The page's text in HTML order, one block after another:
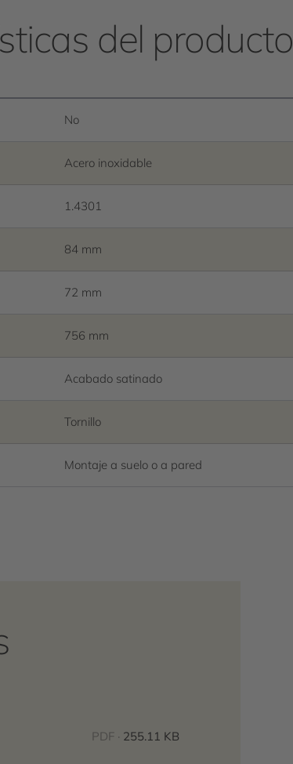
del producto
No
Acero inoxidable
1.4301
84 mm
72 mm
756 mm
Acabado satinado
Tornillo
Montaje a suelo o a pared
PDF · 255.11 KB